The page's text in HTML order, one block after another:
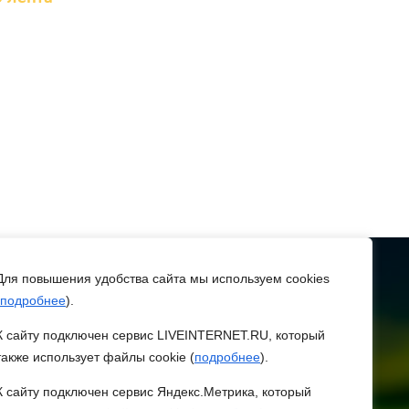
повышения удобства сайта мы используем cookies
подробнее).
сайту подключен сервис LIVEINTERNET.RU, который
использует файлы cookie (подробнее).
сайту подключен сервис Яндекс.Метрика, который
Слюсарь поздравил
строителей с
и вручил
8 (86370) 22-7-43